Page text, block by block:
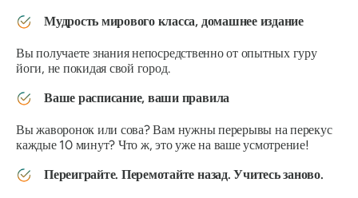
Мудрость мирового класса, домашнее издание
Вы получаете знания непосредственно от опытных гуру
йоги, не покидая свой город.
Ваше расписание, ваши правила
Выжаворонок или сова? Вам нужны перерывы на перекус
каждые 10 минут? Что ж, это уже на ваше усмотрение!
Переиграйте. Перемотайте назад. Учитесь заново.